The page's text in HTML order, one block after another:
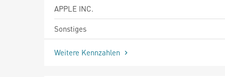
APPLE INC.
Sonstiges
Weitere Kennzahlen